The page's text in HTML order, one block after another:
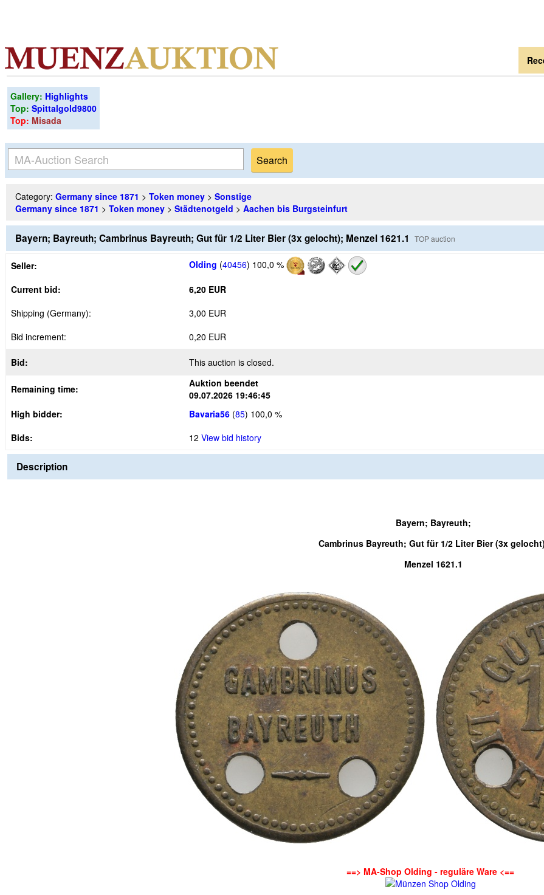
Gallery: Highlights
Top: Spittalgold9800
Top: Misada
Category: Germany since 1871 > Token money > Sonstige
Germany since 1871 > Token money > Städtenotgeld > Aachen bis Burgsteinfurt
Bayern; Bayreuth; Cambrinus Bayreuth; Gut für 1/2 Liter Bier (3x gelocht); Menzel 1621.1 TOP auction
Seller: Olding (40456) 100,0 %
Current bid:
6,20 EUR
Shipping (Germany):
3,00 EUR
Bid increment:
0,20 EUR
Bid: This auction is closed.
Remaining time:
Auktion beendet
09.07.2026 19:46:45
High bidder:
Bavaria56 (85) 100,0 %
Bids:
12 View bid history
Description
Bayern; Bayreuth;
Cambrinus Bayreuth; Gut für 1/2 Liter Bier (3x
Menzel 1621.1
==> MA-Shop Olding - reguläre Ware <==